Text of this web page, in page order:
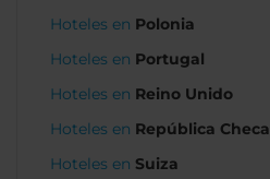
Hoteles en Polonia
Hoteles en Portugal
Hoteles en Reino Unido
Hoteles en República Checa
Hoteles en Suiza